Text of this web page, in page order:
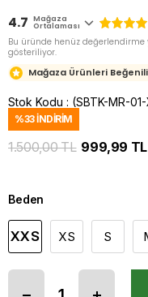
4.7 Mağaza
Ortalaması
Bu üründe henüz
gösteriliyor.
Mağaza Ürünleri
Stok Kodu (SBTK-MR-
%33İNDIRIM
1.500,00 TL 999,99 TL
Beden
XXS XS S